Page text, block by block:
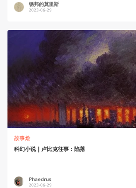
锈邦的莫里斯
2023-06-29
故事烩
科幻小说｜卢比克往事：陷落
Phaedrus
2023-06-29